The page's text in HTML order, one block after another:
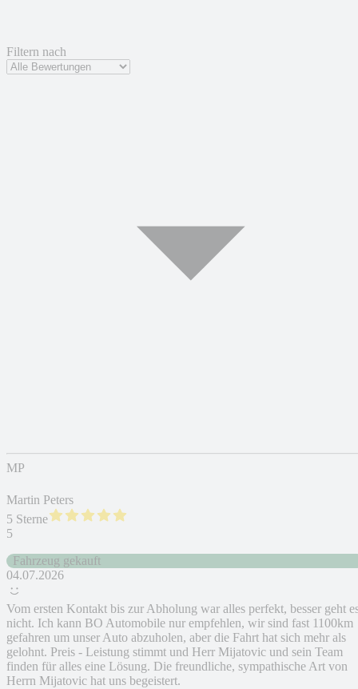
Filtern nach
MP
Martin Peters
5 Sterne
5
Fahrzeug gekauft
04.07.2026
Vom ersten Kontakt bis zur Abholung war alles perfekt, besser geht
nicht. Ich kann BO Automobile nur empfehlen, wir sind fast 1100km
gefahren um unser Auto abzuholen, aber die Fahrt hat sich mehr als
gelohnt. Preis - Leistung stimmt und Herr Mijatovic und sein Team
finden für alles eine Lösung. Die freundliche, sympathische Art von
Herrn Mijatovic hat uns begeistert.